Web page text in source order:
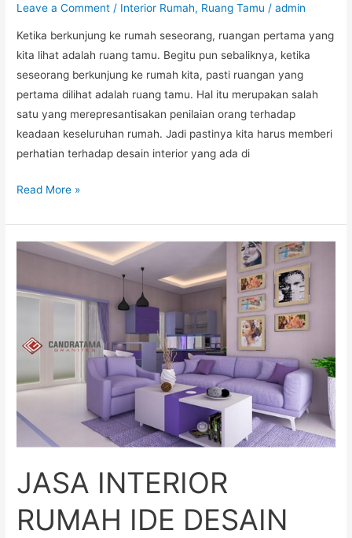
Leave a Comment / Interior Rumah, Ruang Tamu /admin
Ketika berkunjung ke rumah seseorang, ruangan pertama yang
kita lihat adalah ruang tamu. Begitu pun sebaliknya, ketika
seseorang berkunjung ke rumah kita, pasti ruangan yang
pertama dilihat adalah ruang tamu. Hal itu merupakan salah
satu yang merepresantisakan penilaian orang terhadap
keadaan keseluruhan rumah. Jadi pastinya kita harus memberi
perhatian terhadap desain interior yang ada di
Read More »
JASA INTERIOR
RUMAH IDE DESAIN
JASA
RUMAH
RUANG
MODERN
TRENGGALEK
–
081252474309